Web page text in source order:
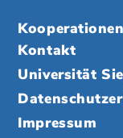
Kooperationen
Kontakt
Universität
Impressum